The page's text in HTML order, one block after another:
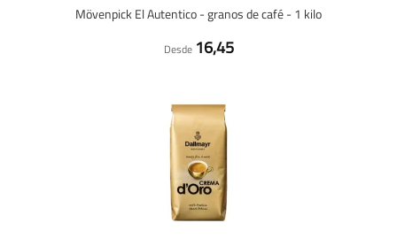
Mövenpick El Autentico - granos de café - 1 kilo
Desde 16,45